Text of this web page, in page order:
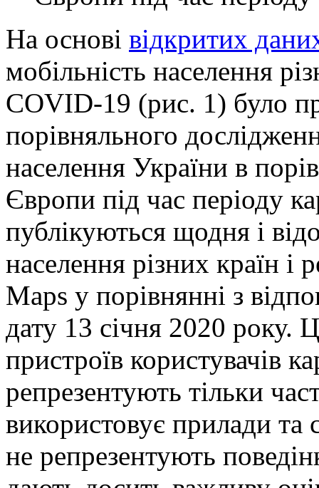
На основі відкритих
мобільність населення
COVID-19 (рис. 1) було
порівняльного
населення України в
Європи під час періоду
публікуються щодня і
населення різних країн і
Maps у порівнянні з
дату 13 січня 2020 року.
пристроїв користувачів
репрезентують тільки
використовує прилади та
не репрезентують